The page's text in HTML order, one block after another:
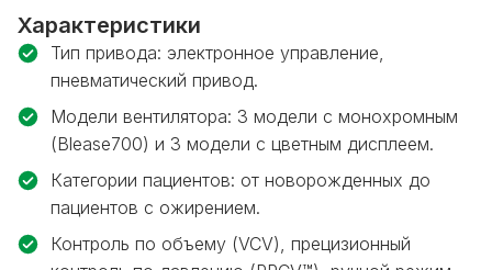
Характеристики
Тип привода: электронное управление,
пневматический привод.
Модели вентилятора: 3 модели с монохромным
(Blease700) и 3 модели с цветным дисплеем.
Категории пациентов: от новорожденных до
пациентов с ожирением.
Контроль по объему (VCV), прецизионный